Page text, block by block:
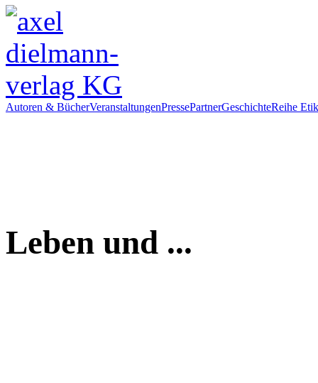
Autoren & BücherVeranstaltungenPressePartnerGeschichteReihe
Leben und ...